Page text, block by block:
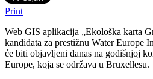
Print
Web GIS aplikacija „Ekološka karta
kandidata za prestižnu Water Europe
će biti objavljeni danas na godišnjoj
Europe, koja se održava u Bruxellesu.